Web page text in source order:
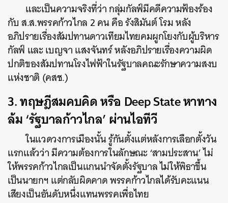
และเป็นความจริงที่ว่า กลุ่มกัลฟ์มีคดีความฟ้องร้อง
กับ ส.ส.พรรคก้าวไกล 2 คน คือ รังสิมันต์ โรม หลัง
อภิปรายเรื่องสัมปทานดาวเทียมไทยคมผูกโยงกับผู้บริหาร
กัลฟ์ และ เบญจา แสงจันทร์ หลังอภิปรายเรื่องความผิด
ปกติของสัมปทานโรงไฟฟ้าในรัฐบาลคณะรักษาความสงบ
แห่งชาติ (คสช.)
3. ทฤษฎีสมคบคิด หรือ Deep State หาทาง
ล้ม ‘รัฐบาลก้าวไกล’ ผ่านไอทีวี
ในแวดวงการเมืองนั้น รู้กันตั้งแต่หลังการเลือกตั้งวัน
แรกแล้วว่า มีความต้องการในลักษณะ ‘สามประสาน’ ไม่
ให้พรรคก้าวไกลเป็นแกนนำจัดตั้งรัฐบาล ไม่ให้พิธาขึ้น
เป็นนายกฯ แต่กลับผิดคาด พรรคก้าวไกลได้รับคะแนน
เสียงเป็นอันดับหนึ่งแทนพรรคเพื่อไทย
ค้นหา
SHARE